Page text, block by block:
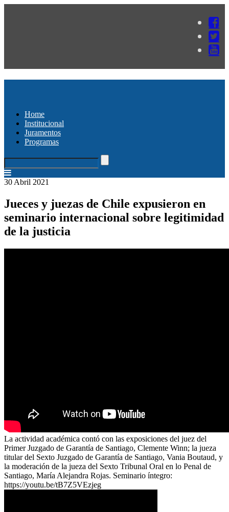
Home
Institucional
Juramentos
Programas
30 Abril 2021
Jueces y juezas de Chile expusieron en
seminario internacional sobre legitimidad
de la justicia
La actividad académica contó con las exposiciones del juez del
Primer Juzgado de Garantía de Santiago, Clemente Winn; la jueza
titular del Sexto Juzgado de Garantía de Santiago, Vania Boutaud, y
la moderación de la jueza del Sexto Tribunal Oral en lo Penal de
Santiago, María Alejandra Rojas. Seminario íntegro:
https://youtu.be/tB7Z5VEzjeg